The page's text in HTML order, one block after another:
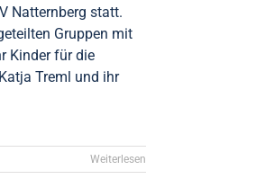
Natternberg statt.
Gruppen mit
Kinder für die
Treml und ihr
Weiterlesen